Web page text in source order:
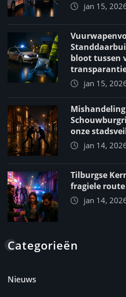
jan 15,
bloot tussen
jan 15,
onze
jan 14,
Tilburgse
fragiele
jan 14,
Categorieën
Nieuws